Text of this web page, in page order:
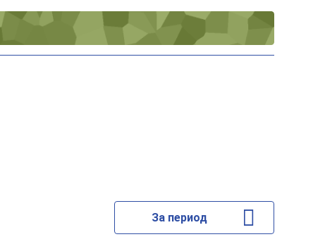
За период